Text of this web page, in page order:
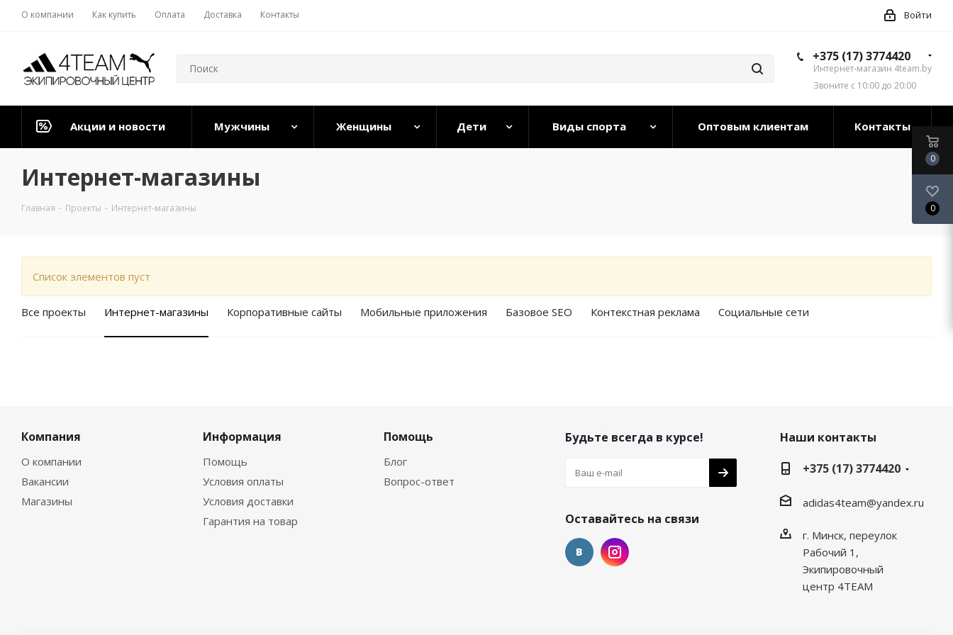
О компании Как купить Оплата Доставка Контакты Войти
+375 (17) 3774420
Интернет-магазин 4team.by
Звоните с 10:00 до 20:00
Акции и новости Мужчины Женщины Дети Виды спорта Оптовым клиентам Контакты
Интернет-магазины
Главная - Проекты - Интернет-магазины
Список элементов пуст
Все проекты Интернет-магазины Корпоративные сайты Мобильные приложения Базовое SEO Контекстная реклама Социальные сети
Компания
О компании
Вакансии
Магазины
Информация
Помощь
Условия оплаты
Условия доставки
Гарантия на товар
Помощь
Блог
Вопрос-ответ
Будьте всегда в курсе!
Оставайтесь на связи
Наши контакты
+375 (17) 3774420
adidas4team@yandex.ru
г. Минск, переулок
Рабочий 1,
Экипировочный
центр 4TEAM
0
0